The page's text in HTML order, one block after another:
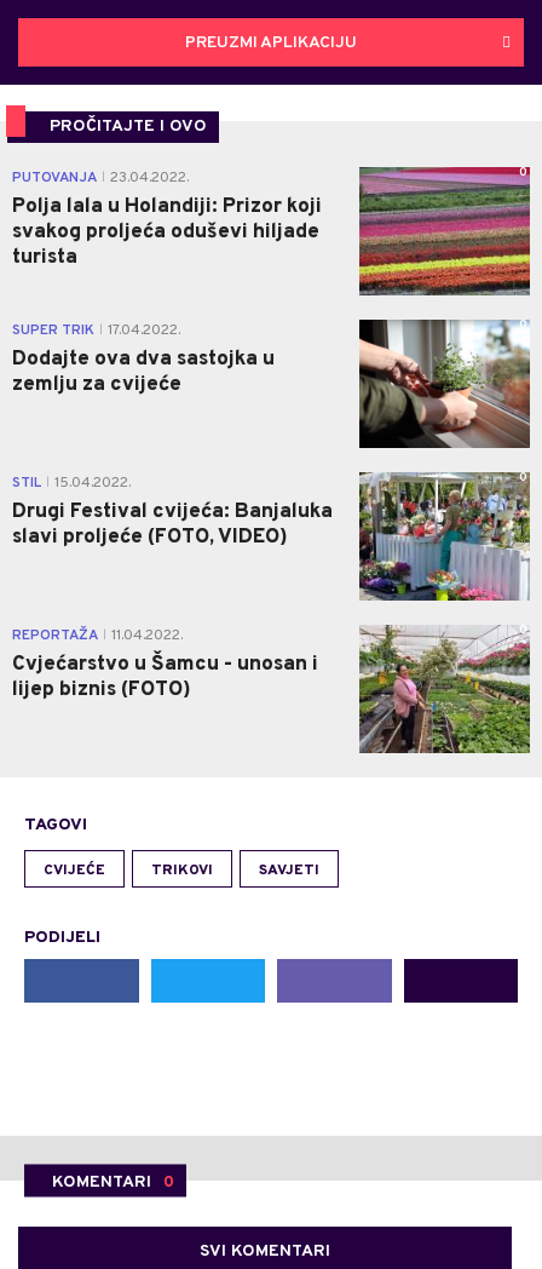
PREUZMI APLIKACIJU
PROČITAJTE I OVO
PUTOVANJA 23.04.2022.
Polja lala u Holandiji: Prizor koji
svakog proljeća oduševi hiljade
turista
0
SUPER TRIK 17.04.2022.
Dodajte ova dva sastojka u
zemlju za cvijeće
0
STIL 15.04.2022.
Drugi Festival cvijeća: Banjaluka
slavi proljeće (FOTO, VIDEO)
0
REPORTAŽA 11.04.2022.
Cvjećarstvo u Šamcu - unosan i
lijep biznis (FOTO)
0
TAGOVI
CVIJEĆE TRIKOVI SAVJETI
PODIJELI
KOMENTARI 0
SVI KOMENTARI